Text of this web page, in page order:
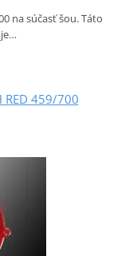
na súčasť šou. Táto
RED 459/700